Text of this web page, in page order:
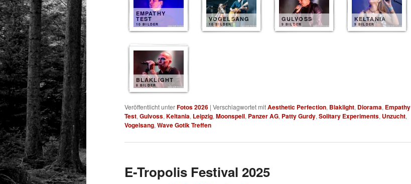
EMPATHY
TEST
10 BILDER
VOGELSANG
10 BILDER
GULVOSS
9 BILDER
KELTANIA
9 BILDER
BLAKLIGHT
8 BILDER
Veröffentlicht unterFotos 2026 | Verschlagwortet mitAesthetic Perfection, Blaklight, Diorama, Empathy
Test, Gulvoss, Keltania, Leipzig, Moonspell, Panzer AG, Patty Gurdy, Solitary Experiments, Unzucht,
Vogelsang, Wave Gotik Treffen
E-Tropolis Festival 2025